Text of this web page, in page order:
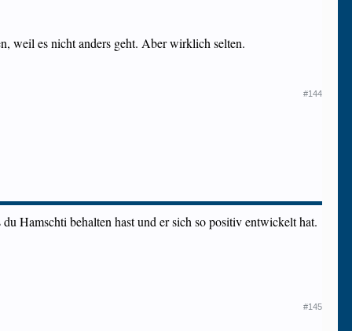
weil es nicht anders geht. Aber wirklich selten.
#144
Hamschti behalten hast und er sich so positiv entwickelt hat.
#145